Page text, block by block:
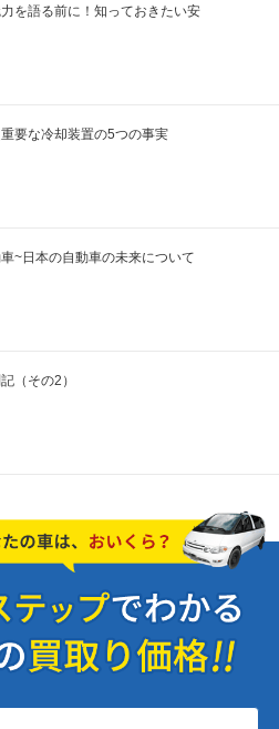
を語る前に！知っておきたい安
要な冷却装置の5つの事実
~日本の自動車の未来について
（その2）